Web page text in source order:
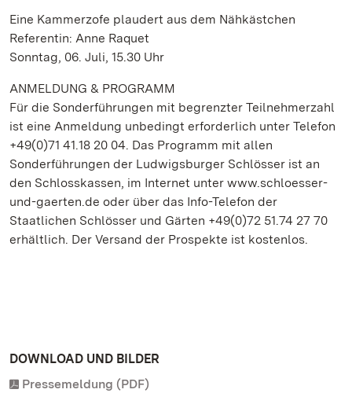
Eine Kammerzofe plaudert aus dem Nähkästchen
Referentin: Anne Raquet
Sonntag, 06. Juli, 15.30 Uhr
ANMELDUNG & PROGRAMM
Für die Sonderführungen mit begrenzter Teilnehmerzahl
ist eine Anmeldung unbedingt erforderlich unter Telefon
+49(0)71 41.18 20 04. Das Programm mit allen
Sonderführungen der Ludwigsburger Schlösser ist an
den Schlosskassen, im Internet unter www.schloesser-
und-gaerten.de oder über das Info-Telefon der
Staatlichen Schlösser und Gärten +49(0)72 51.74 27 70
erhältlich. Der Versand der Prospekte ist kostenlos.
DOWNLOAD UND BILDER
Pressemeldung (PDF)